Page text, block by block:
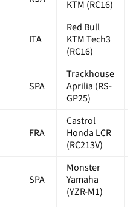
KTM (RC16)
ITA
Red Bull
KTM Tech3
(RC16)
SPA
Trackhouse
Aprilia (RS-
GP25)
FRA
Castrol
Honda LCR
(RC213V)
SPA
Monster
Yamaha
(YZR-M1)